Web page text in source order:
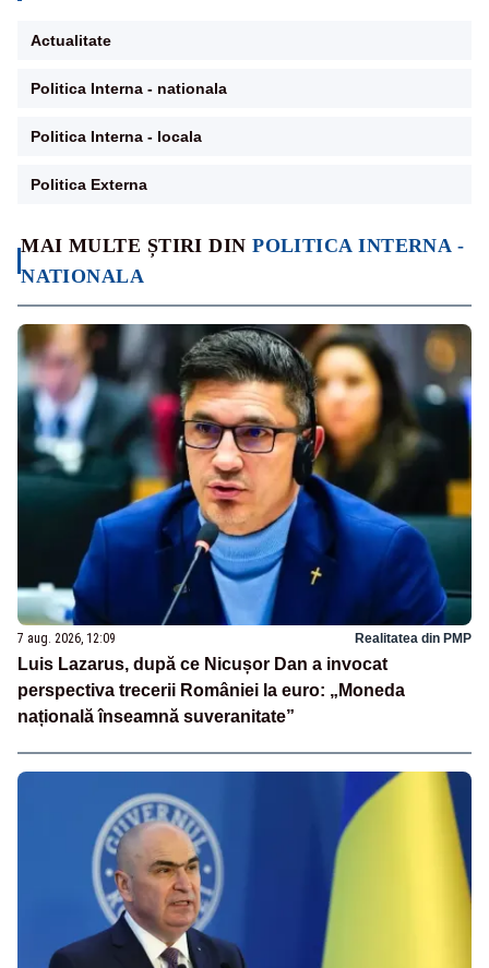
MAI MULTE ȘTIRI DINPOLITICA INTERNA -
NATIONALA
7 aug. 2026, 12:09 Realitatea din PMP
Luis Lazarus, după ce Nicușor Dan a invocat
perspectiva trecerii României la euro: „Moneda
națională înseamnă suveranitate”
Actualitate
Politica Interna - nationala
Politica Interna - locala
Politica Externa